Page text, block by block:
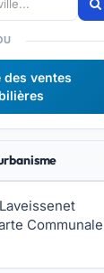
ventes
Communale